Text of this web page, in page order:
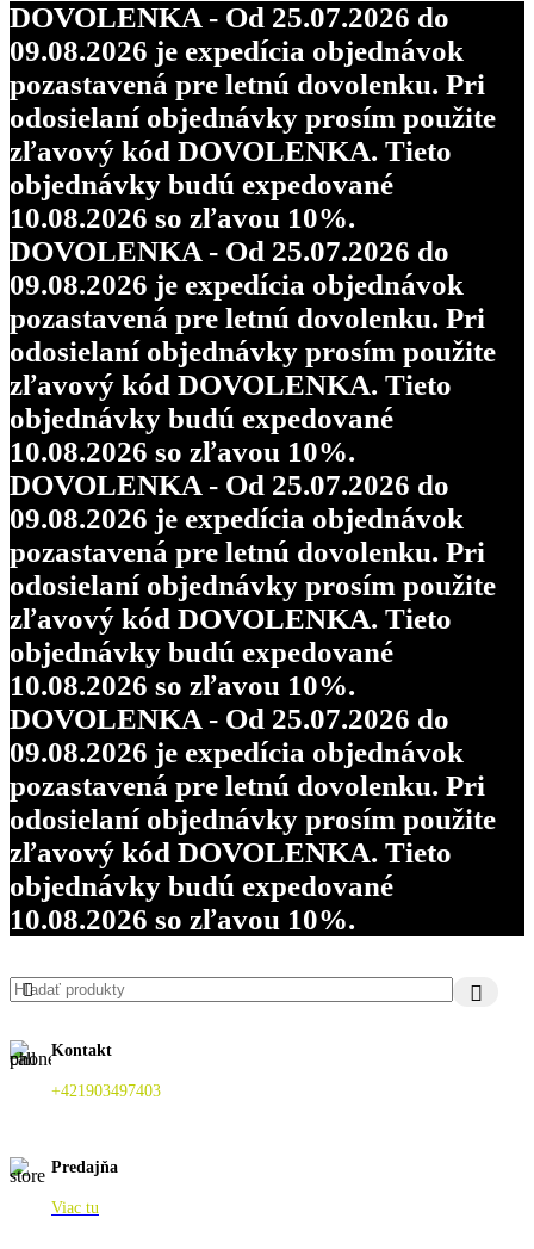
DOVOLENKA - Od 25.07.2026 do
09.08.2026 je expedícia objednávok
pozastavená pre letnú dovolenku. Pri
odosielaní objednávky prosím použite
zľavový kód DOVOLENKA. Tieto
objednávky budú expedované
10.08.2026 so zľavou 10%.
DOVOLENKA - Od 25.07.2026 do
09.08.2026 je expedícia objednávok
pozastavená pre letnú dovolenku. Pri
odosielaní objednávky prosím použite
zľavový kód DOVOLENKA. Tieto
objednávky budú expedované
10.08.2026 so zľavou 10%.
DOVOLENKA - Od 25.07.2026 do
09.08.2026 je expedícia objednávok
pozastavená pre letnú dovolenku. Pri
odosielaní objednávky prosím použite
zľavový kód DOVOLENKA. Tieto
objednávky budú expedované
10.08.2026 so zľavou 10%.
DOVOLENKA - Od 25.07.2026 do
09.08.2026 je expedícia objednávok
pozastavená pre letnú dovolenku. Pri
odosielaní objednávky prosím použite
zľavový kód DOVOLENKA. Tieto
objednávky budú expedované
10.08.2026 so zľavou 10%.
Kontakt
+421903497403
Predajňa
Viac tu